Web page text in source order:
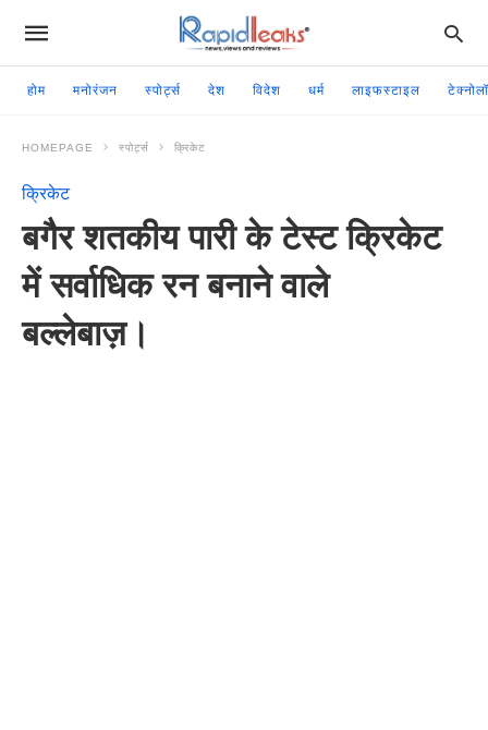
होम मनोरंजन स्पोर्ट्स देश विदेश धर्म लाइफस्टाइल
HOMEPAGE स्पोर्ट्स क्रिकेट
क्रिकेट
बगैर शतकीय पारी के टेस्ट क्रिकेट
में सर्वाधिक रन बनाने वाले
बल्लेबाज़।